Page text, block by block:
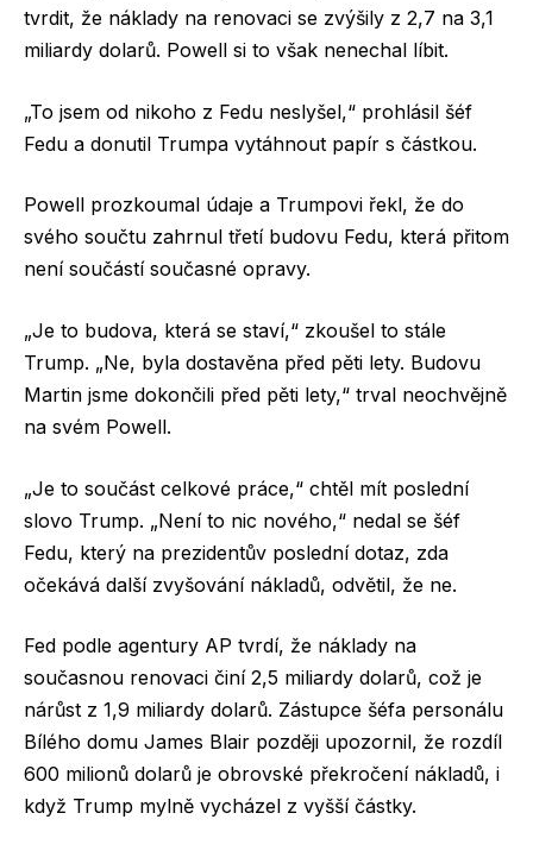
tvrdit, že náklady na renovaci se zvýšily z 2,7 na 3,1
miliardy dolarů. Powell si to však nenechal líbit.
„To jsem od nikoho z Fedu neslyšel,“ prohlásil šéf
Fedu a donutil Trumpa vytáhnout papír s částkou.
Powell prozkoumal údaje a Trumpovi řekl, že do
svého součtu zahrnul třetí budovu Fedu, která přitom
není součástí současné opravy.
„Je to budova, která se staví,“ zkoušel to stále
Trump. „Ne, byla dostavěna před pěti lety. Budovu
Martin jsme dokončili před pěti lety,“ trval neochvějně
na svém Powell.
„Je to součást celkové práce,“ chtěl mít poslední
slovo Trump. „Není to nic nového,“ nedal se šéf
Fedu, který na prezidentův poslední dotaz, zda
očekává další zvyšování nákladů, odvětil, že ne.
Fed podle agentury AP tvrdí, že náklady na
současnou renovaci činí 2,5 miliardy dolarů, což je
nárůst z 1,9 miliardy dolarů. Zástupce šéfa personálu
Bílého domu James Blair později upozornil, že rozdíl
600 milionů dolarů je obrovské překročení nákladů, i
když Trump mylně vycházel z vyšší částky.